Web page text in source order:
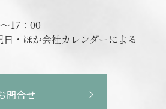
17：00
日・ほか会社カレンダーによる
問合せ